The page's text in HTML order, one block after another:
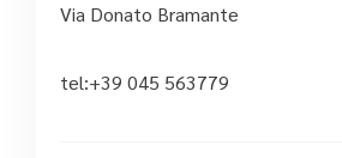
Via Donato Bramante
tel:+39 045 563779